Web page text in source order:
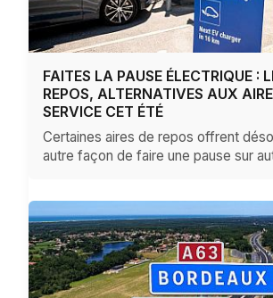
FAITES LA PAUSE ÉLECTRIQUE :
REPOS, ALTERNATIVES AUX
SERVICE CET ÉTÉ
Certaines aires de repos offrent
autre façon de faire une pause sur